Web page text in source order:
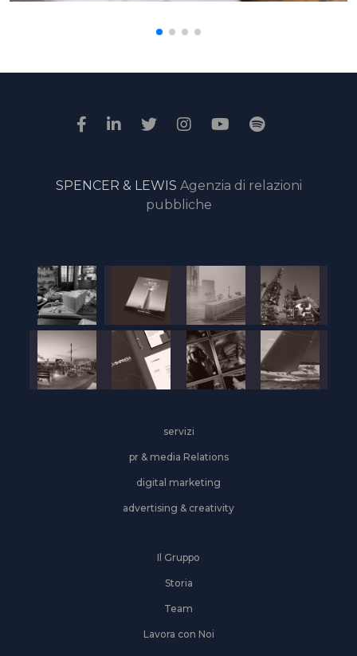
SPENCER & LEWIS Agenzia di relazioni
pubbliche
servizi
pr & media Relations
digital marketing
advertising & creativity
Il Gruppo
Storia
Team
Lavora con Noi